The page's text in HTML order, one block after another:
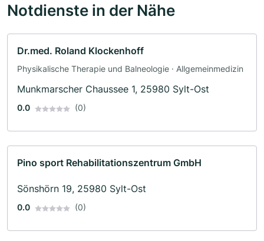
Notdienste in der Nähe
Dr.med. Roland Klockenhoff
Physikalische Therapie und Balneologie · Allgemeinmedizin
Munkmarscher Chaussee 1, 25980 Sylt-Ost
0.0 (0)
Pino sport Rehabilitationszentrum GmbH
Sönshörn 19, 25980 Sylt-Ost
0.0 (0)